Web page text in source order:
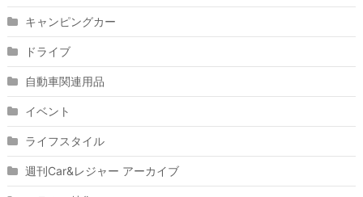
キャンピングカー
ドライブ
自動車関連用品
イベント
ライフスタイル
週刊Car&レジャー アーカイブ